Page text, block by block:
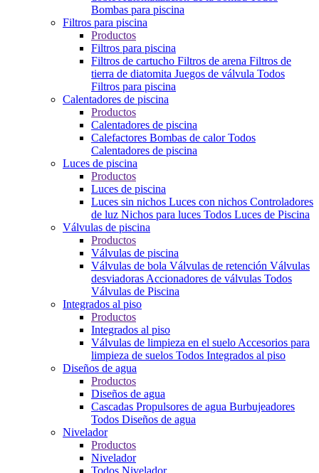
Bombas para piscina
Filtros para piscina
Productos
Filtros para piscina
Filtros de cartucho Filtros de arena Filtros de
tierra de diatomita Juegos de válvula Todos
Filtros para piscina
Calentadores de piscina
Productos
Calentadores de piscina
Calefactores Bombas de calorTodos
Calentadores de piscina
Luces de piscina
Productos
Luces de piscina
Luces sin nichos Luces con nichos Controladores
de luz Nichos para luces Todos Luces de Piscina
Válvulas de piscina
Productos
Válvulas de piscina
Válvulas de bola Válvulas de retención Válvulas
desviadoras Accionadores de válvulas Todos
Válvulas de Piscina
Integrados al piso
Productos
Integrados al piso
Válvulas de limpieza en el suelo Accesorios para
limpieza de suelos Todos Integrados al piso
Diseños de agua
Productos
Diseños de agua
Cascadas Propulsores de agua Burbujeadores
Todos Diseños de agua
Nivelador
Productos
Nivelador
Todos Nivelador